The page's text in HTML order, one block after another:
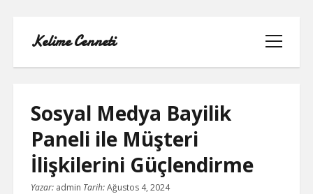
Kelime Cenneti
menüyü
aç
LISTE
REELS YORUM YÜKLEME PARASIZ
Sosyal Medya Bayilik
Paneli ile Müşteri
İlişkilerini Güçlendirme
Yazar: admin Tarih:Ağustos 4, 2024